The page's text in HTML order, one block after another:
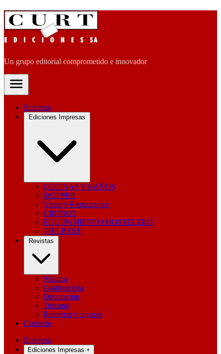
Un grupo editorial comprometido e innovador
Empresa
Ediciones Impresas
COCINAS Y BAÑOS
SKIPPER
Vinos y Restaurantes
CRONOS
EQUIPAMIENTO HOSTELERO
THE BEST
Revistas
Náutica
Gastronomía
Decoración
Turismo
Relojería y Joyería
Contacto
Empresa
Ediciones Impresas +